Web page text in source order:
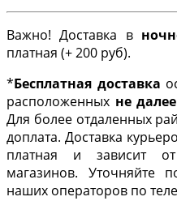
Важно! Доставка в
платная (+ 200 руб).
*Бесплатная доставка
расположенных не
Для более отдаленных
доплата. Доставка
платная и зависит
магазинов. Уточняйте
наших операторов по